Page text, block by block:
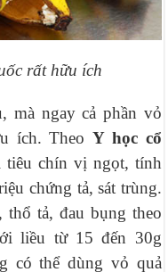
rất hữu ích
mà ngay cả phần vỏ
ích. TheoY học cổ
tiêu chín vị ngọt, tính
chứng tả, sát trùng.
tả, đau bụng theo
liều từ 15 đến 30g
có thể dùng vỏ quả